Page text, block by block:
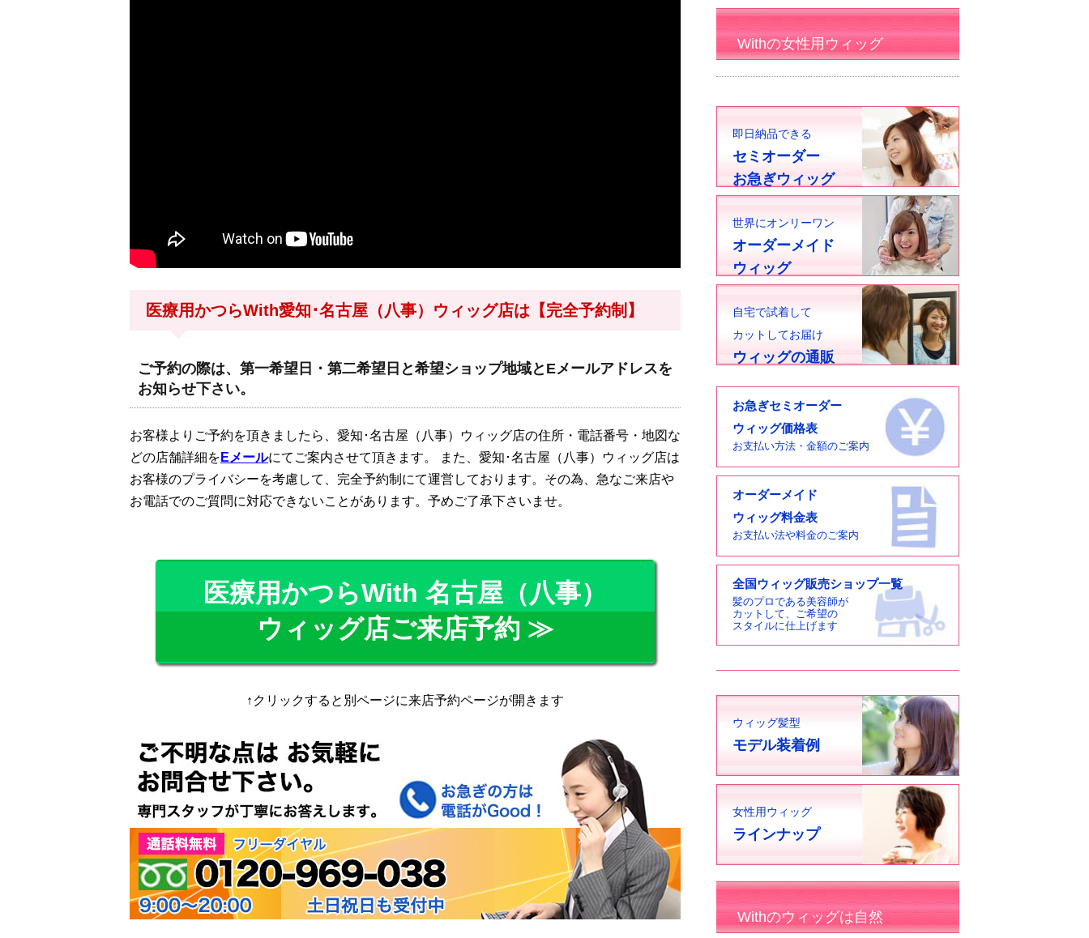
医療用かつらWith愛知･名古屋（八事）ウィッグ店は【完全予約制】
ご予約の際は、第一希望日・第二希望日と希望ショップ地域とEメールアドレスを
お知らせ下さい。
お客様よりご予約を頂きましたら、愛知･名古屋（八事）ウィッグ店の住所・電話番号・地図な
どの店舗詳細を Eメールにてご案内させて頂きます。 また、愛知･名古屋（八事）ウィッグ店は
お客様のプライバシーを考慮して、完全予約制にて運営しております。その為、急なご来店や
お電話でのご質問に対応できないことがあります。予めご了承下さいませ。
医療用かつらWith 名古屋（八事）
ウィッグ店ご来店予約 ≫
↑クリックすると別ページに来店予約ページが開きます
Withの女性用ウィッグ
即日納品できる
セミオーダー
お急ぎウィッグ
世界にオンリーワン
オーダーメイド
ウィッグ
自宅で試着して
カットしてお届け
ウィッグの通販
お急ぎセミオーダー
ウィッグ価格表
お支払い方法・金額のご案内
オーダーメイド
ウィッグ料金表
お支払い法や料金のご案内
全国ウィッグ販売ショップ一覧
髪のプロである美容師が
カットして、ご希望の
スタイルに仕上げます
ウィッグ髪型
モデル装着例
女性用ウィッグ
ラインナップ
Withのウィッグは自然